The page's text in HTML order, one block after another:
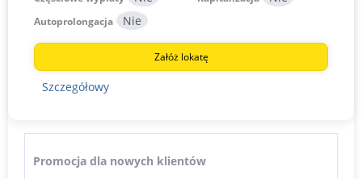
Autoprolongacja
Załóż lokatę
Szczegółowy
Promocja dla nowych klientów